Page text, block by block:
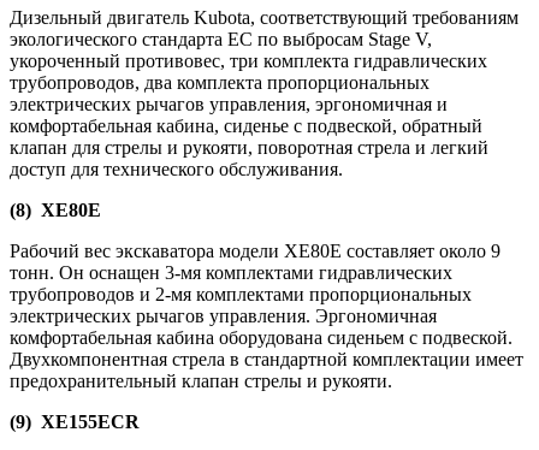
Дизельный двигатель Kubota, соответствующий требованиям
экологического стандарта ЕС по выбросам Stage V,
укороченный противовес, три комплекта гидравлических
трубопроводов, два комплекта пропорциональных
электрических рычагов управления, эргономичная и
комфортабельная кабина, сиденье с подвеской, обратный
клапан для стрелы и рукояти, поворотная стрела и легкий
доступ для технического обслуживания.
(8) XE80E
Рабочий вес экскаватора модели XE80E составляет около 9
тонн. Он оснащен 3-мя комплектами гидравлических
трубопроводов и 2-мя комплектами пропорциональных
электрических рычагов управления. Эргономичная
комфортабельная кабина оборудована сиденьем с подвеской.
Двухкомпонентная стрела в стандартной комплектации имеет
предохранительный клапан стрелы и рукояти.
(9) XE155ECR